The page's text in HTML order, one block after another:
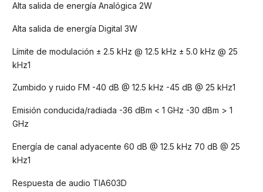
Alta salida de energía Analógica 2W
Alta salida de energía Digital 3W
Límite de modulación ± 2.5 kHz @ 12.5 kHz ± 5.0 kHz @ 25
kHz1
Zumbido y ruido FM -40 dB @ 12.5 kHz -45 dB @ 25 kHz1
Emisión conducida/radiada -36 dBm < 1 GHz -30 dBm > 1
GHz
Energía de canal adyacente 60 dB @ 12.5 kHz 70 dB @ 25
kHz1
Respuesta de audio TIA603D